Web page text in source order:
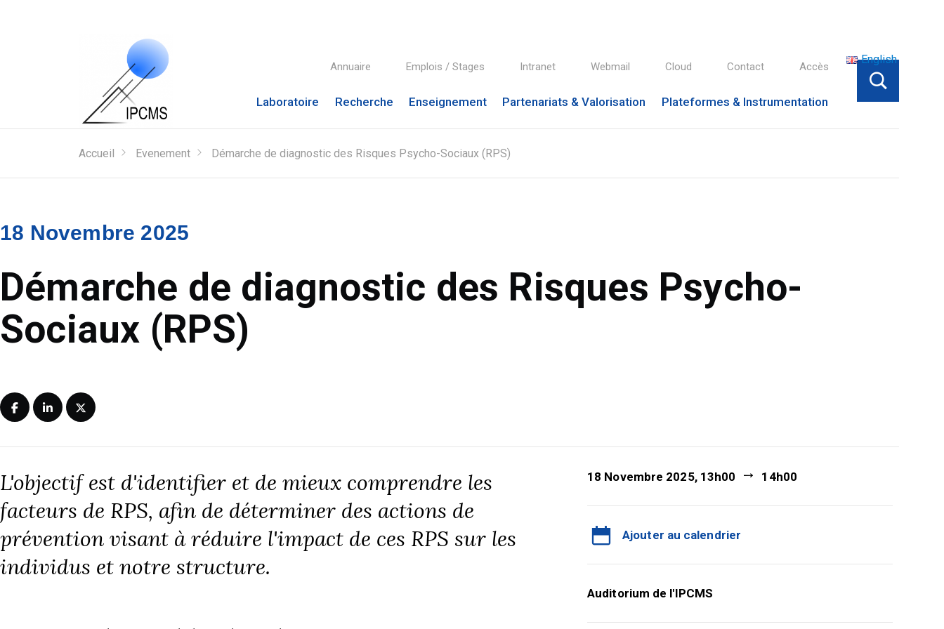
English
Annuaire Emplois / Stages Intranet Webmail Cloud Contact Accès
Laboratoire Recherche Enseignement Partenariats & Valorisation Plateformes & Instrumentation
Accueil Evenement Démarche de diagnostic des Risques Psycho-Sociaux (RPS)
18 Novembre 2025
Démarche de diagnostic des Risques Psycho-
Sociaux (RPS)
L'objectif est d'identifier et de mieux comprendre les
facteurs de RPS, afin de déterminer des actions de
prévention visant à réduire l'impact de ces RPS sur les
individus et notre structure.
18 Novembre 2025, 13h00 14h00
Ajouter au calendrier
Auditorium de l'IPCMS